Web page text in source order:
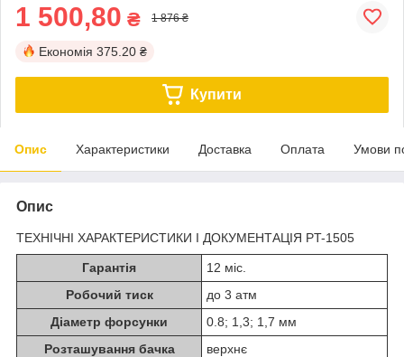
1 500,80 ₴ 1 876 ₴
Економія 375.20 ₴
Купити
Опис Характеристики Доставка Оплата Умови
Опис
ТЕХНІЧНІ ХАРАКТЕРИСТИКИ І ДОКУМЕНТАЦІЯ PT-1505
Гарантія
12 міс.
Робочий тиск
до 3 атм
Діаметр форсунки
0.8; 1,3; 1,7 мм
Розташування бачка
верхнє